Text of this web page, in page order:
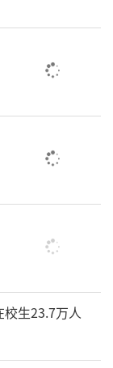
生23.7万人